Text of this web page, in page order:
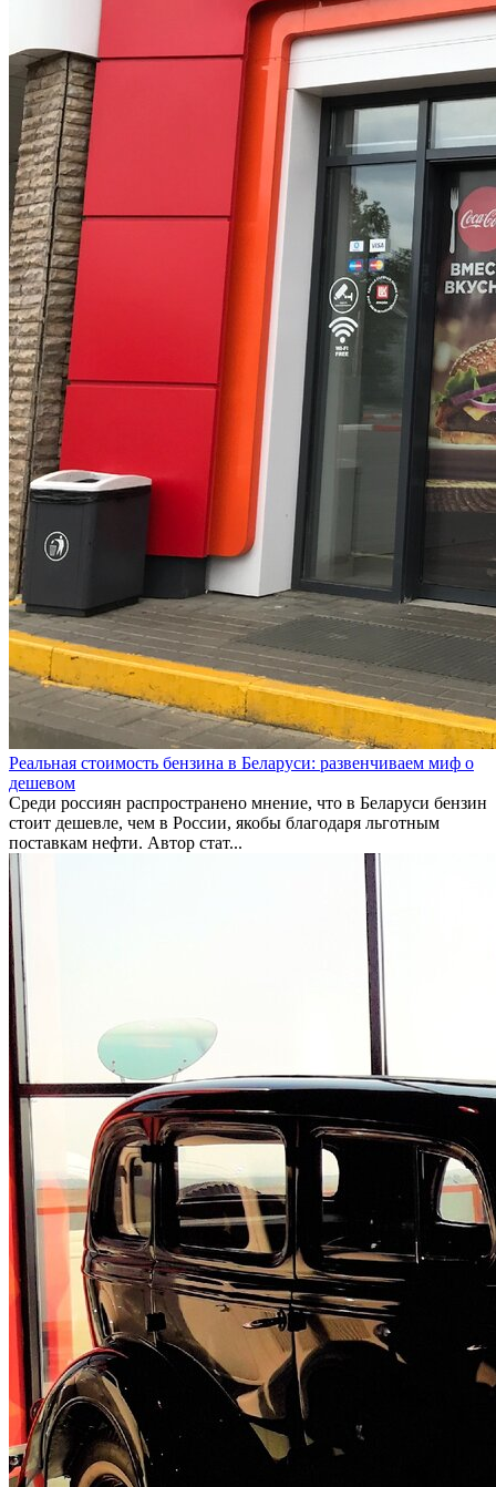
Реальная стоимость бензина в Беларуси: развенчиваем миф о
дешевом
Среди россиян распространено мнение, что в Беларуси бензин
стоит дешевле, чем в России, якобы благодаря льготным
поставкам нефти. Автор стат...